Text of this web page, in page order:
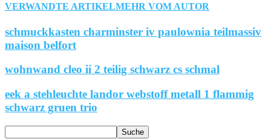
VERWANDTE ARTIKELMEHR VOM AUTOR
schmuckkasten charminster iv paulownia teilmassiv
maison belfort
wohnwand cleo ii 2 teilig schwarz cs schmal
eek a stehleuchte landor webstoff metall 1 flammig
schwarz gruen trio